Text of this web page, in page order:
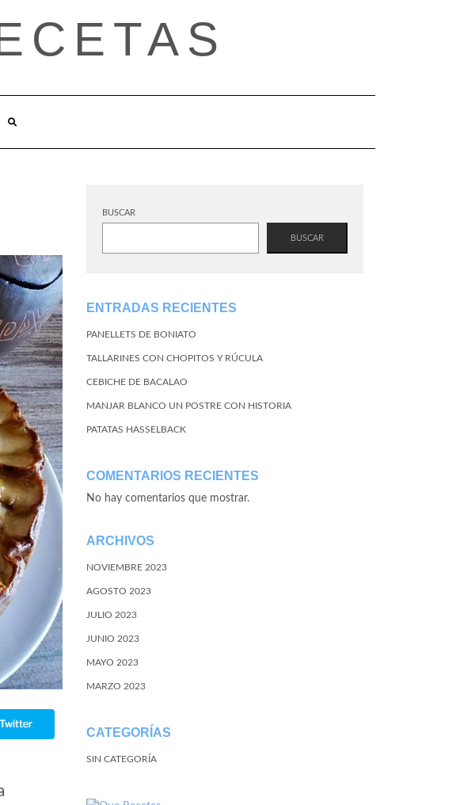
BUSCAR
BUSCAR
ENTRADAS RECIENTES
PANELLETS DE BONIATO
TALLARINES CON CHOPITOS Y RÚCULA
CEBICHE DE BACALAO
MANJAR BLANCO UN POSTRE CON HISTORIA
PATATAS HASSELBACK
COMENTARIOS RECIENTES
No hay comentarios que mostrar.
ARCHIVOS
NOVIEMBRE 2023
AGOSTO 2023
JULIO 2023
JUNIO 2023
MAYO 2023
MARZO 2023
CATEGORÍAS
SIN CATEGORÍA